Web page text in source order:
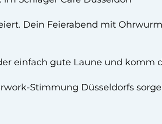
Dein Feierabend mit
einfach gute Laune und komm
Stimmung Düsseldorfs